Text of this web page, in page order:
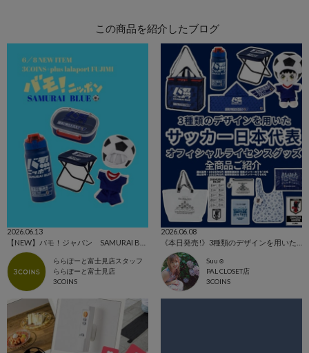
この商品を紹介したブログ
2026.06.13
ららぽーと富士見店スタッフ
ららぽーと富士見店
3COINS
2026.06.08
Suu☺︎
PAL CLOSET店
3COINS